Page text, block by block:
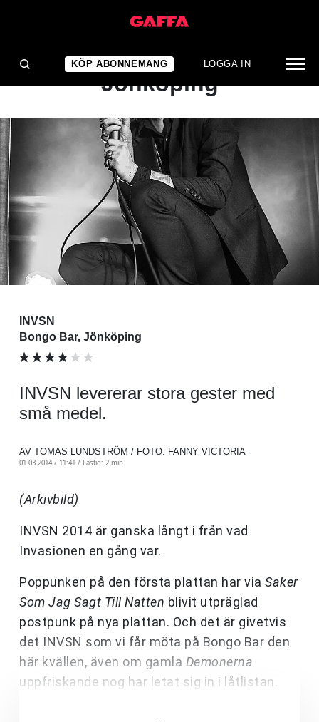
KÖP ABONNEMANG LOGGA IN
KONSERTRECENSION
INVSN: Bongo Bar,
Jönköping
INVSN
Bongo Bar, Jönköping
INVSN levererar stora gester med
små medel.
AV TOMAS LUNDSTRÖM / FOTO: FANNY VICTORIA
01.03.2014 / 11:41 / Lästid: 2 min
(Arkivbild)
INVSN 2014 är ganska långt i från vad
Invasionen en gång var.
Poppunken på den första plattan har via Saker
Som Jag Sagt Till Natten blivit utpräglad
postpunk på nya plattan. Och det är givetvis
det INVSN som vi får möta på Bongo Bar den
här kvällen, även om gamla Demonerna
uppfriskande nog har letat sig in i låtlistan.